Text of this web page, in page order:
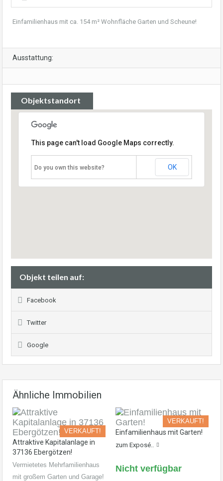
Einfamilienhaus mit ca. 154 m² Wohnfläche Garten und Scheune!
Ausstattung:
Objektstandort
This page can't load Google Maps correctly.
Do you own this website? OK
Objekt teilen auf:
Facebook
Twitter
Google
Ähnliche Immobilien
VERKAUFT!
Attraktive Kapitalanlage in
37136 Ebergötzen!
Vermietetes Mehrfamilienhaus
mit großem Garten und Garage!
VERKAUFT!
Einfamilienhaus mit Garten!
zum Exposé..
Nicht verfügbar